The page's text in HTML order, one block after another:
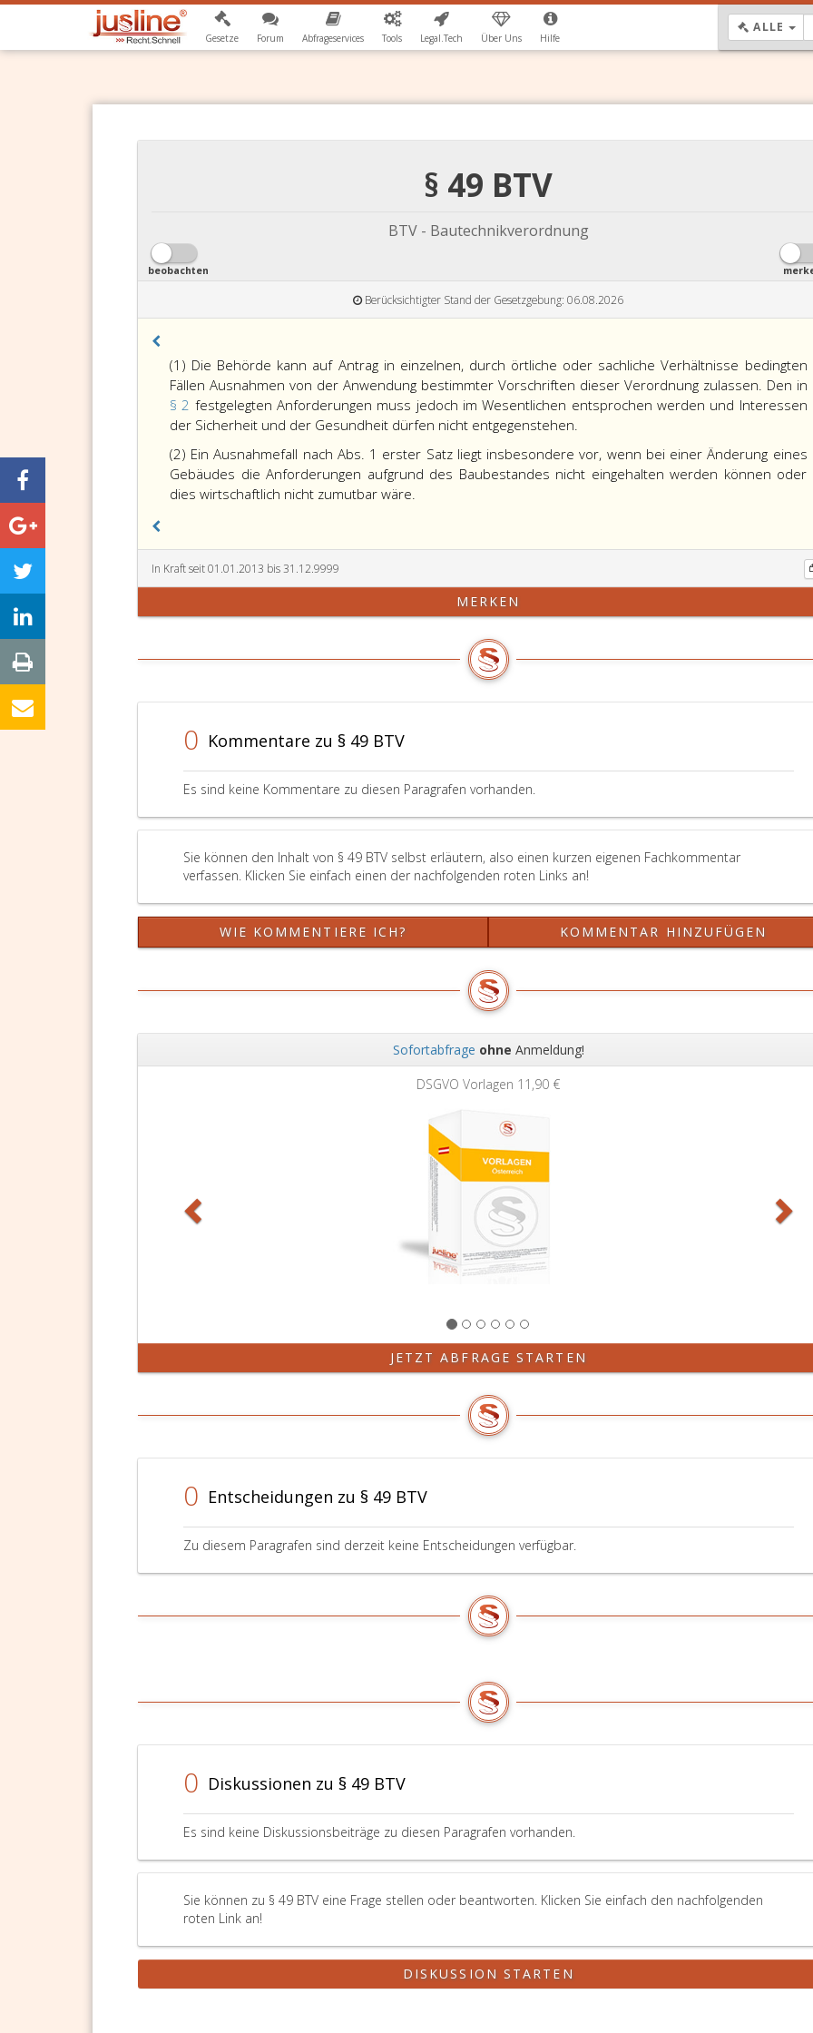
Gesetze Forum Abfrageservices Tools Legal.Tech Über Uns Hilfe
ALLE
§ 49 BTV
BTV - Bautechnikverordnung
beobachten
Berücksichtigter Stand der Gesetzgebung: 06.08.2026
(1) Die Behörde kann auf Antrag in einzelnen, durch örtliche oder sachliche Verhältnisse bedingten
Fällen Ausnahmen von der Anwendung bestimmter Vorschriften dieser Verordnung zulassen. Den in
§ 2 festgelegten Anforderungen muss jedoch im Wesentlichen entsprochen werden und Interessen
der Sicherheit und der Gesundheit dürfen nicht entgegenstehen.
(2) Ein Ausnahmefall nach Abs. 1 erster Satz liegt insbesondere vor, wenn bei einer Änderung eines
Gebäudes die Anforderungen aufgrund des Baubestandes nicht eingehalten werden können oder
dies wirtschaftlich nicht zumutbar wäre.
In Kraft seit 01.01.2013 bis 31.12.9999
MERKEN
0 Kommentare zu § 49 BTV
Es sind keine Kommentare zu diesen Paragrafen vorhanden.
Sie können den Inhalt von § 49 BTV selbst erläutern, also einen kurzen eigenen Fachkommentar
verfassen. Klicken Sie einfach einen der nachfolgenden roten Links an!
WIE KOMMENTIERE ICH? KOMMENTAR HINZUFÜGEN
Sofortabfrage ohne Anmeldung!
DSGVO Vorlagen 11,90 €
JETZT ABFRAGE STARTEN
0 Entscheidungen zu § 49 BTV
Zu diesem Paragrafen sind derzeit keine Entscheidungen verfügbar.
0 Diskussionen zu § 49 BTV
Es sind keine Diskussionsbeiträge zu diesen Paragrafen vorhanden.
Sie können zu § 49 BTV eine Frage stellen oder beantworten. Klicken Sie einfach den nachfolgenden
roten Link an!
DISKUSSION STARTEN